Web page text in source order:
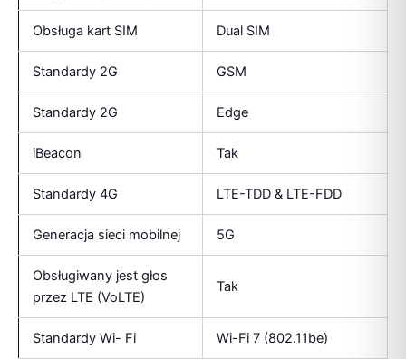
Obsługa kart SIM Dual SIM
Standardy 2G GSM
Standardy 2G Edge
iBeacon Tak
Standardy 4G LTE-TDD & LTE-FDD
Generacja sieci mobilnej 5G
Obsługiwany jest głos
przez LTE (VoLTE)
Tak
Standardy Wi- Fi Wi-Fi 7 (802.11be)